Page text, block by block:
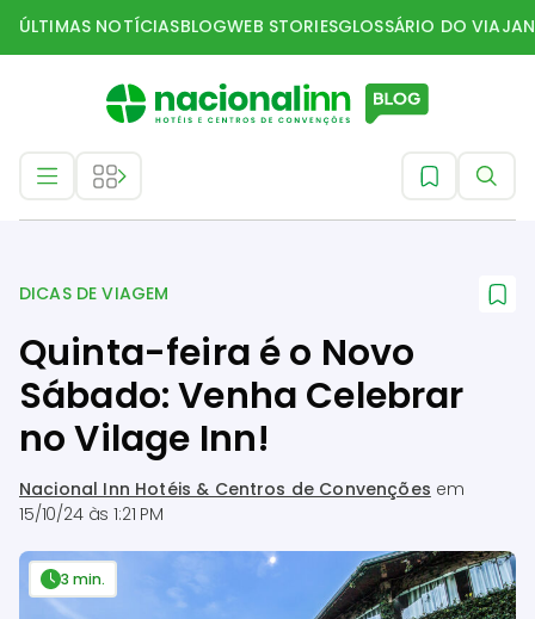
ÚLTIMAS NOTÍCIASBLOGWEB STORIESGLOSSÁRIO DO
DICAS DE VIAGEM
Quinta-feira é o Novo
Sábado: Venha Celebrar
no Vilage Inn!
Nacional Inn Hotéis & Centros de Convenções em
15/10/24 às 1:21 PM
3 min.